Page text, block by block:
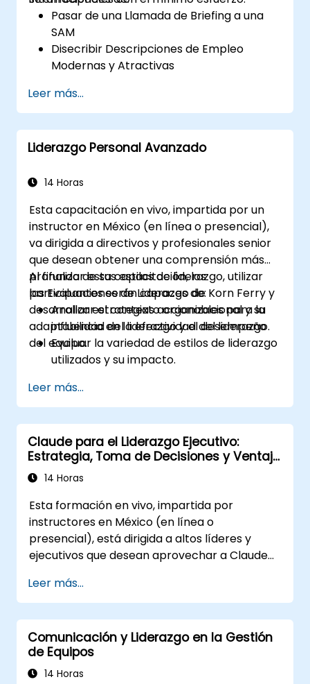
Pasar de una Llamada de Briefing a una
SAM
Disecribir Descripciones de Empleo
Modernas y Atractivas
de la Propuesta de Valor del Empleado
(EVP)
Publicar Anuncios de Empleo Individuales
o Múltiples
Leer más...
Liderazgo Personal Avanzado
14 Horas
Esta capacitación en vivo, impartida por un
instructor en México (en línea o presencial),
va dirigida a directivos y profesionales senior
que desean obtener una comprensión más
profunda de sus estilos de liderazgo, utilizar
las Evaluaciones de Liderazgo de Korn Ferry y
desarrollar estrategias accionables para la
adaptabilidad del liderazgo y el desempeño
del equipo.
Al finalizar esta capacitación, los
participantes serán capaces de:
Analizar el contexto organizacional y su
influencia en la efectividad del liderazgo.
Evaluar la variedad de estilos de liderazgo
utilizados y su impacto.
afectan la participación, la dinámica y el
desempeño del equipo.
Aplicar la retroalimentación de las
evaluaciones de liderazgo para identificar
fortalezas y áreas de mejora.
Utilizar un modelo causal para explorar
directo en el clima laboral.
Desarrollar estrategias accionables para
mejorar la adaptabilidad del liderazgo y el
desempeño del equipo.
Leer más...
Claude para el Liderazgo Ejecutivo:
Estrategia, Toma de Decisiones y Ventaja
Competitiva
14 Horas
Esta formación en vivo, impartida por
instructores en México (en línea o
presencial), está dirigida a altos líderes y
ejecutivos que desean aprovechar a Claude
mejorar la toma de decisiones, acelerar la
planificación y construir una ventaja
competitiva mediante un liderazgo
potenciado con IA.
Leer más...
Comunicación y Liderazgo en la Gestión
de Equipos
14 Horas